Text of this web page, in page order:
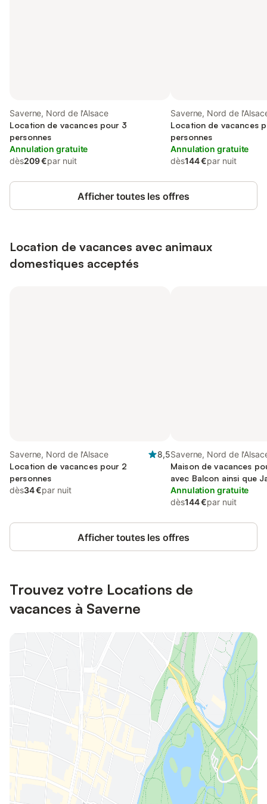
Saverne, Nord de l'Alsace
Location de vacances pour 3
personnes
Annulation gratuite
dès209 €par nuit
Saverne, Nord de
Location de vacances
personnes
Annulation gratuite
dès144 €par nuit
Afficher toutes les offres
Location de vacances avec animaux
domestiques acceptés
Saverne, Nord de l'Alsace
8,5
Location de vacances pour 2
personnes
dès34 €par nuit
Saverne, Nord de
Maison de vacances
avec Balcon ainsi que
Annulation gratuite
dès144 €par nuit
Afficher toutes les offres
Trouvez votre Locations de
vacances à Saverne